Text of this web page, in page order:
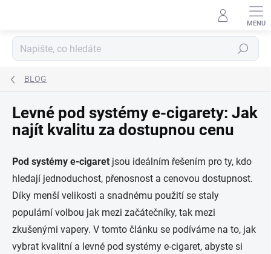
Hledat
BLOG
Levné pod systémy e-cigarety: Jak
najít kvalitu za dostupnou cenu
Pod systémy e-cigaret jsou ideálním řešením pro ty, kdo
hledají jednoduchost, přenosnost a cenovou dostupnost.
Díky menší velikosti a snadnému použití se staly
populární volbou jak mezi začátečníky, tak mezi
zkušenými vapery. V tomto článku se podíváme na to, jak
vybrat kvalitní a levné pod systémy e-cigaret, abyste si